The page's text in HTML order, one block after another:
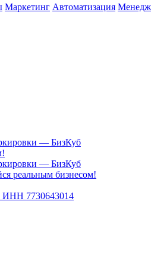
Маркетинг Автоматизация
— БизКуб
— БизКуб
реальным бизнесом!
7730643014